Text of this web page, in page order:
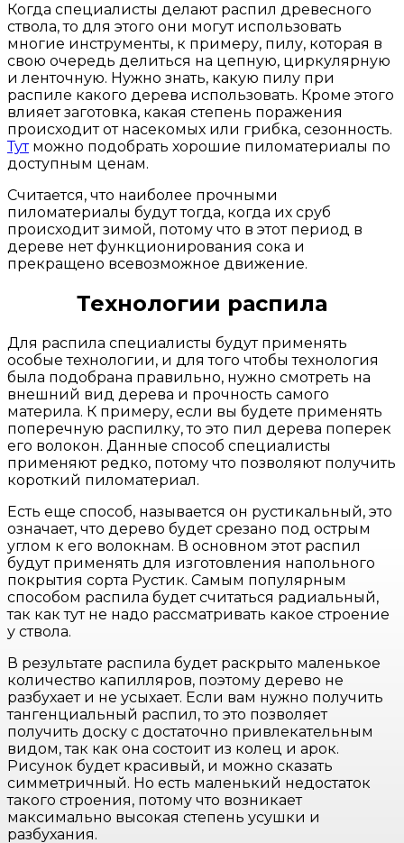
Когда специалисты делают распил древесного
ствола, то для этого они могут использовать
многие инструменты, к примеру, пилу, которая в
свою очередь делиться на цепную, циркулярную
и ленточную. Нужно знать, какую пилу при
распиле какого дерева использовать. Кроме этого
влияет заготовка, какая степень поражения
происходит от насекомых или грибка, сезонность.
Тутможно подобрать хорошие пиломатериалы по
доступным ценам.
Считается, что наиболее прочными
пиломатериалы будут тогда, когда их сруб
происходит зимой, потому что в этот период в
дереве нет функционирования сока и
прекращено всевозможное движение.
Технологии распила
Для распила специалисты будут применять
особые технологии, и для того чтобы технология
была подобрана правильно, нужно смотреть на
внешний вид дерева и прочность самого
материла. К примеру, если вы будете применять
поперечную распилку, то это пил дерева поперек
его волокон. Данные способ специалисты
применяют редко, потому что позволяют получить
короткий пиломатериал.
Есть еще способ, называется он рустикальный, это
означает, что дерево будет срезано под острым
углом к его волокнам. В основном этот распил
будут применять для изготовления напольного
покрытия сорта Рустик. Самым популярным
способом распила будет считаться радиальный,
так как тут не надо рассматривать какое строение
у ствола.
В результате распила будет раскрыто маленькое
количество капилляров, поэтому дерево не
разбухает и не усыхает. Если вам нужно получить
тангенциальный распил, то это позволяет
получить доску с достаточно привлекательным
видом, так как она состоит из колец и арок.
Рисунок будет красивый, и можно сказать
симметричный. Но есть маленький недостаток
такого строения, потому что возникает
максимально высокая степень усушки и
разбухания.